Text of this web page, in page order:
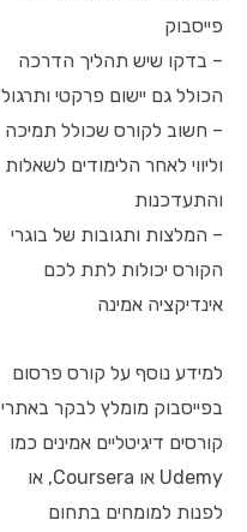
פייסבוק
– בדקו שיש תהליך הדרכה
הכולל גם יישום פרקטי ותרגול
– חשוב לקורס שכולל תמיכה
וליווי לאחר הלימודים לשאלות
והתעדכנות
– המלצות ותגובות של בוגרי
הקורס יכולות לתת לכם
אינדיקציה אמינה
למידע נוסף על קורס פרסום
בפייסבוק מומלץ לבקר באתרי
קורסים דיגיטליים אמינים כמו
Udemy או Coursera, או
לפנות למומחים בתחום